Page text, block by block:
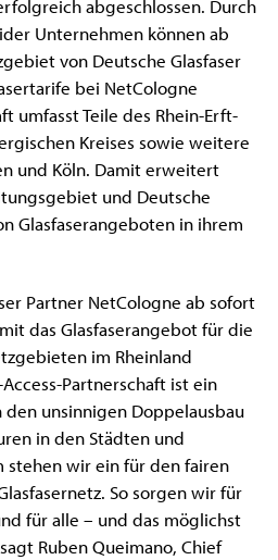
abgeschlossen. Durch
Unternehmen können ab
von Deutsche Glasfaser
bei NetCologne
umfasst Teile des Rhein-Erft-
Kreises sowie weitere
und Köln. Damit erweitert
und Deutsche
Glasfaserangeboten in ihrem
Partner NetCologne ab sofort
das Glasfaserangebot für die
im Rheinland
Partnerschaft ist ein
unsinnigen Doppelausbau
in den Städten und
stehen wir ein für den fairen
So sorgen wir für
für alle – und das möglichst
Ruben Queimano, Chief